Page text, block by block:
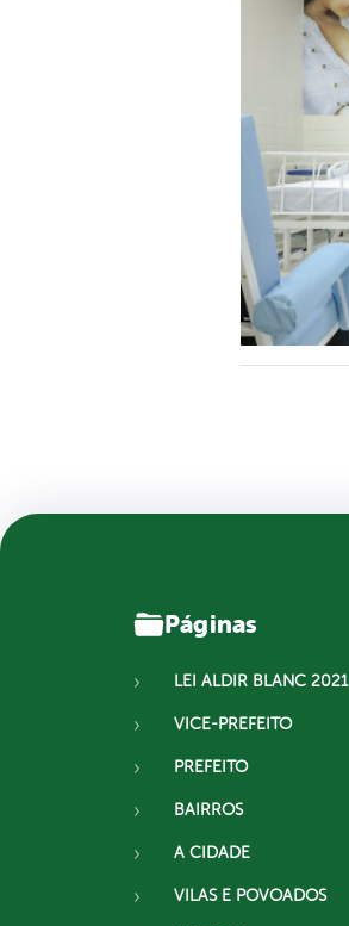
Páginas
LEI ALDIR BLANC 2021
VICE-PREFEITO
PREFEITO
BAIRROS
A CIDADE
VILAS E POVOADOS